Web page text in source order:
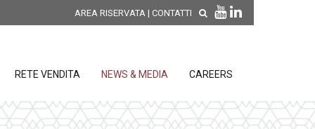
AREA RISERVATA | CONTATTI
RETE VENDITA NEWS & MEDIA CAREERS